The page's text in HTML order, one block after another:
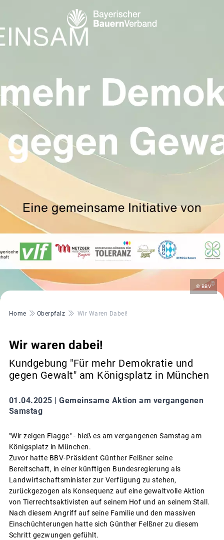
© BBV©
Pfadnavigation
Home Oberpfalz Wir Waren Dabei!
Wir waren dabei!
Kundgebung "Für mehr Demokratie und
gegen Gewalt" am Königsplatz in München
01.04.2025 | Gemeinsame Aktion am vergangenen
Samstag
"Wir zeigen Flagge" - hieß es am vergangenen Samstag am
Königsplatz in München.
Zuvor hatte BBV-Präsident Günther Felßner seine
Bereitschaft, in einer künftigen Bundesregierung als
Landwirtschaftsminister zur Verfügung zu stehen,
zurückgezogen als Konsequenz auf eine gewaltvolle Aktion
von Tierrechtsaktivisten auf seinem Hof und an seinem Stall.
Nach diesem Angriff auf seine Familie und den massiven
Einschüchterungen hatte sich Günther Felßner zu diesem
Schritt gezwungen gefühlt.